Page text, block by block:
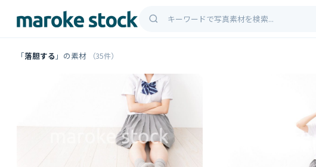
「落胆する 」の素材 （35件）